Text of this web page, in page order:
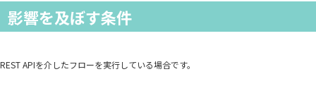
影響を及ぼす条件
REST APIを介したフローを実行している場合です。